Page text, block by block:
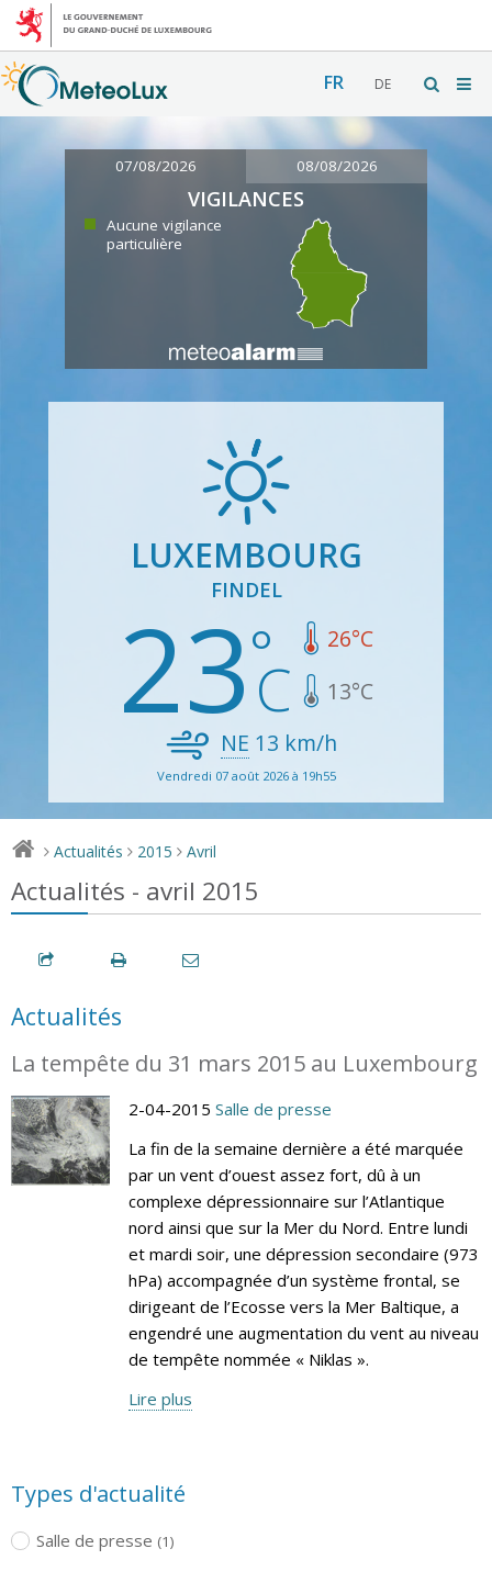
FR DE
07/08/2026 08/08/2026
VIGILANCES
Aucune vigilance
particulière
LUXEMBOURG
FINDEL
23 26°C
13°C
NE 13 km/h
Vendredi 07 août 2026 à 19h55
> Actualités > 2015 > Avril
Actualités - avril 2015
Actualités
La tempête du 31 mars 2015 au Luxembourg
2-04-2015 Salle de presse
La fin de la semaine dernière a été marquée
par un vent d’ouest assez fort, dû à un
complexe dépressionnaire sur l’Atlantique
nord ainsi que sur la Mer du Nord. Entre lundi
et mardi soir, une dépression secondaire (973
hPa) accompagnée d’un système frontal, se
dirigeant de l’Ecosse vers la Mer Baltique, a
engendré une augmentation du vent au niveau
de tempête nommée « Niklas ».
Lire plus
Types d'actualité
Salle de presse (1)